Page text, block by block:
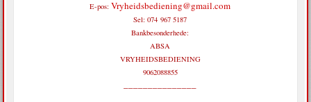
E-pos: Vryheidsbediening@gmail.com
Sel: 074 967 5187
Bankbesonderhede:
ABSA
VRYHEIDSBEDIENING
9062088855